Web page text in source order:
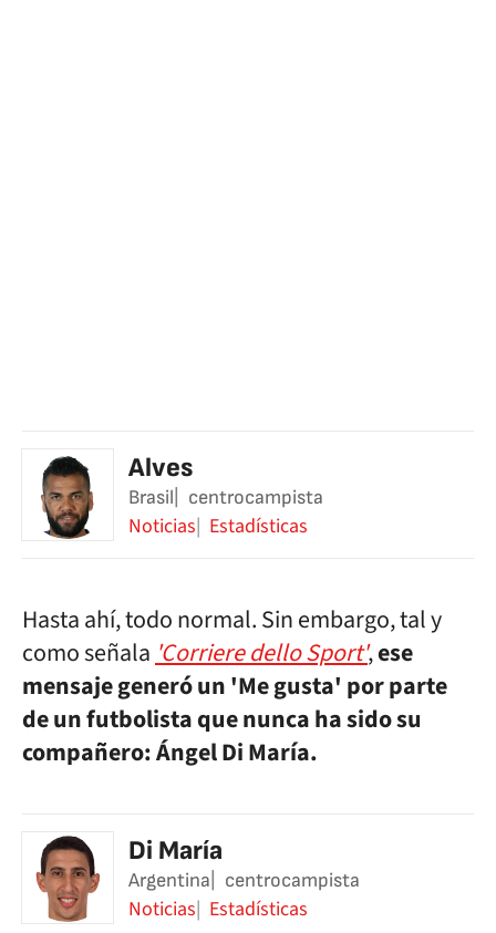
Alves
Brasil centrocampista
Noticias Estadísticas
Hasta ahí, todo normal. Sin embargo, tal y
como señala 'Corriere dello Sport',ese
mensaje generó un 'Me gusta' por parte
de un futbolista que nunca ha sido su
compañero: Ángel Di María.
Di María
Argentina centrocampista
Noticias Estadísticas